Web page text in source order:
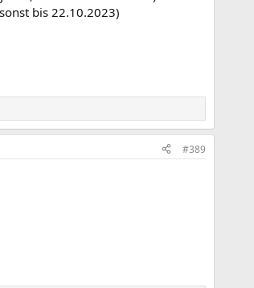
bis 22.10.2023)
#389